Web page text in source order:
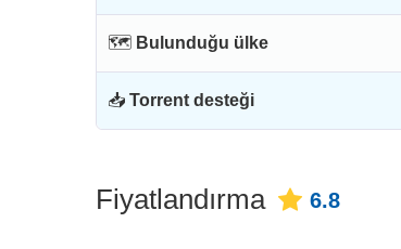
🗺 Bulunduğu ülke
📥 Torrent desteği
Fiyatlandırma 6.8